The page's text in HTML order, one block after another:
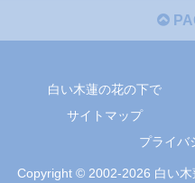
白い木蓮の花の下で
サイトマップ
プライバ
Copyright © 2002-2026 白い木